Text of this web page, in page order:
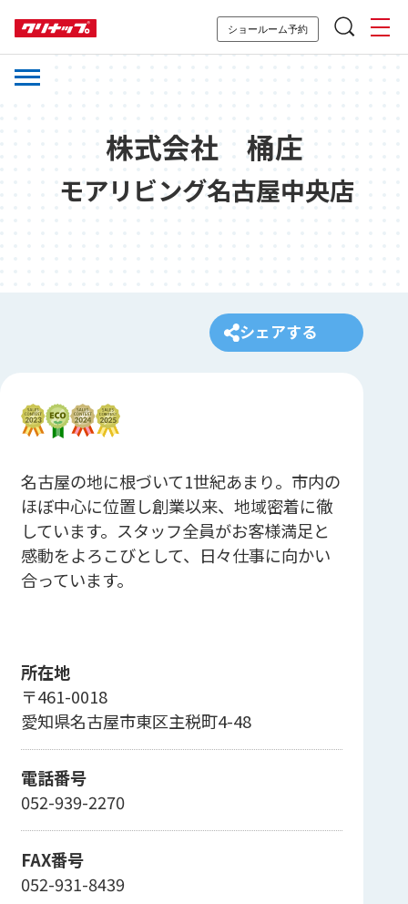
ショールーム予約
株式会社 桶庄
モアリビング名古屋中央店
シェアする
名古屋の地に根づいて1世紀あまり。市内の
ほぼ中心に位置し創業以来、地域密着に徹
しています。スタッフ全員がお客様満足と
感動をよろこびとして、日々仕事に向かい
合っています。
所在地
〒461-0018
愛知県名古屋市東区主税町4-48
電話番号
052-939-2270
FAX番号
052-931-8439